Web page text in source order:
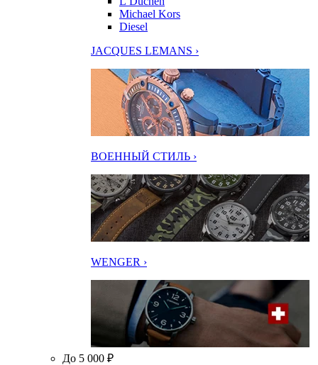
Michael Kors
Diesel
JACQUES LEMANS ›
ВОЕННЫЙ СТИЛЬ ›
WENGER ›
До 5 000 ₽